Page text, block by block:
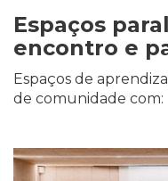
Espaços
encontro e
Espaços de
de comunidade com: